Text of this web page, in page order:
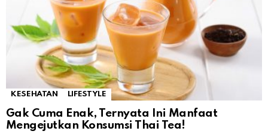
KESEHATAN LIFESTYLE
Gak Cuma Enak, Ternyata Ini Manfaat
Mengejutkan Konsumsi Thai Tea!